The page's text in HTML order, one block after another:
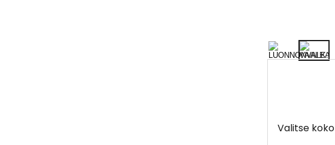
Valitse koko